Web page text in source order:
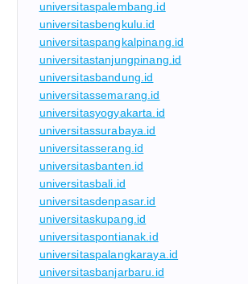
universitaspalembang.id
universitasbengkulu.id
universitaspangkalpinang.id
universitastanjungpinang.id
universitasbandung.id
universitassemarang.id
universitasyogyakarta.id
universitassurabaya.id
universitasserang.id
universitasbanten.id
universitasbali.id
universitasdenpasar.id
universitaskupang.id
universitaspontianak.id
universitaspalangkaraya.id
universitasbanjarbaru.id